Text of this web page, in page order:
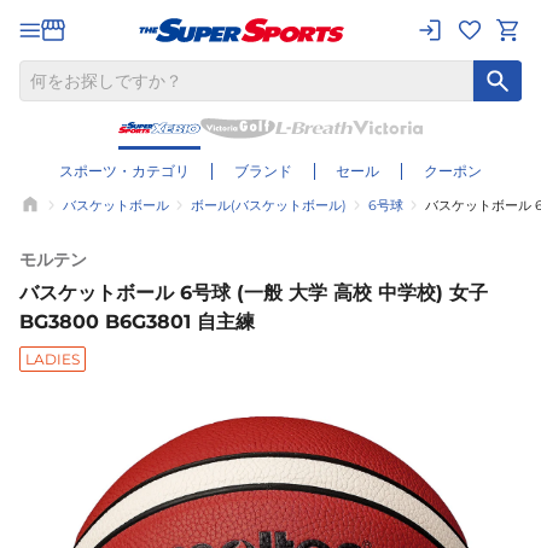
スポーツ・カテゴリ ブランド セール クーポン
バスケットボール ボール(バスケットボール) 6号球 バスケットボール
モルテン
バスケットボール 6号球 (一般 大学 高校 中学校) 女子
BG3800 B6G3801 自主練
LADIES